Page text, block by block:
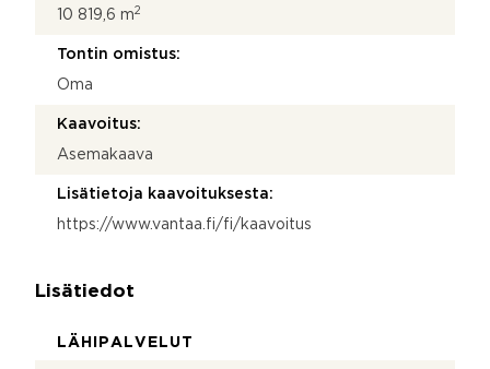
10 819,6 m2
Tontin omistus:
Oma
Kaavoitus:
Asemakaava
Lisätietoja kaavoituksesta:
https://www.vantaa.fi/fi/kaavoitus
Lisätiedot
LÄHIPALVELUT